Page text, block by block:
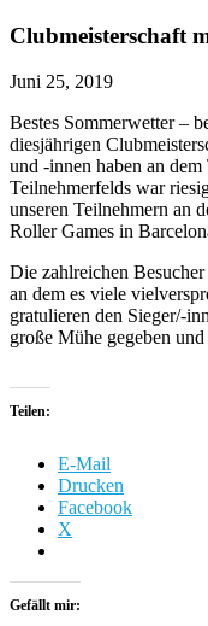
Clubmeisterschaft
Juni 25, 2019
Bestes Sommerwetter –
diesjährigen
und -innen haben an
Teilnehmerfelds war
unseren Teilnehmern an
Roller Games in
Die zahlreichen
an dem es viele
gratulieren den Sieger/-
große Mühe gegeben
Teilen:
E-Mail
Drucken
Facebook
X
Gefällt mir: